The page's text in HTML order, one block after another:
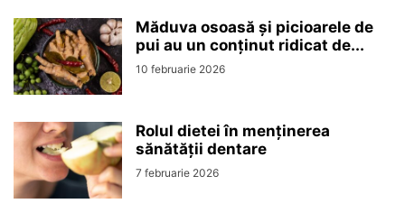
Măduva osoasă și picioarele de
pui au un conținut ridicat de...
10 februarie 2026
Rolul dietei în menținerea
sănătății dentare
7 februarie 2026